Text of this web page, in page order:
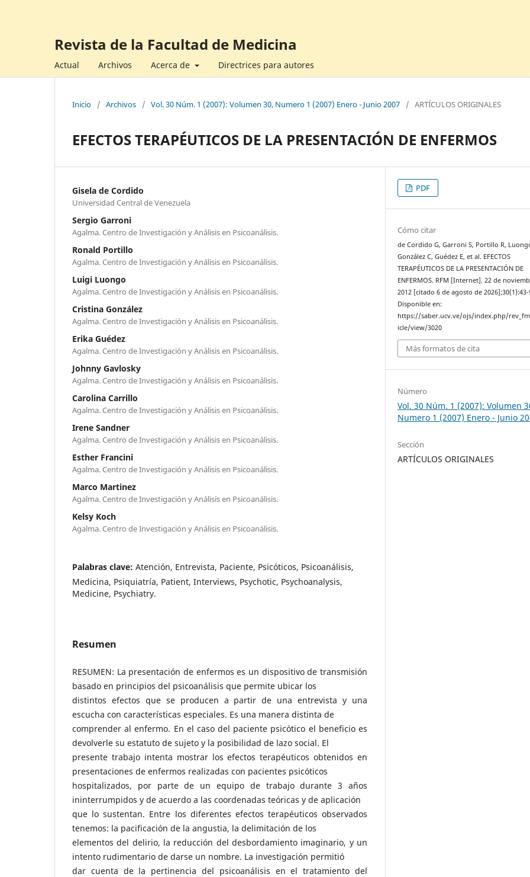
Revista de la Facultad de Medicina
Actual Archivos Acerca de Directrices para autores
Inicio / Archivos / Vol. 30 Núm. 1 (2007): Volumen 30, Numero 1 (2007) Enero - Junio 2007 / ARTÍCULOS ORIGINALES
EFECTOS TERAPÉUTICOS DE LA PRESENTACIÓN DE ENFERMOS
Gisela de Cordido
Universidad Central de Venezuela
Sergio Garroni
Agalma. Centro de Investigación y Análisis en Psicoanálisis.
Ronald Portillo
Agalma. Centro de Investigación y Análisis en Psicoanálisis.
Luigi Luongo
Agalma. Centro de Investigación y Análisis en Psicoanálisis.
Cristina González
Agalma. Centro de Investigación y Análisis en Psicoanálisis.
Erika Guédez
Agalma. Centro de Investigación y Análisis en Psicoanálisis.
Johnny Gavlosky
Agalma. Centro de Investigación y Análisis en Psicoanálisis.
Carolina Carrillo
Agalma. Centro de Investigación y Análisis en Psicoanálisis.
Irene Sandner
Agalma. Centro de Investigación y Análisis en Psicoanálisis.
Esther Francini
Agalma. Centro de Investigación y Análisis en Psicoanálisis.
Marco Martinez
Agalma. Centro de Investigación y Análisis en Psicoanálisis.
Kelsy Koch
Agalma. Centro de Investigación y Análisis en Psicoanálisis.
Palabras clave: Atención, Entrevista, Paciente, Psicóticos, Psicoanálisis,
Medicina, Psiquiatría, Patient, Interviews, Psychotic, Psychoanalysis,
Medicine, Psychiatry.
Resumen
RESUMEN: La presentación de enfermos es un dispositivo de transmisión
basado en principios del psicoanálisis que permite ubicar los
distintos efectos que se producen a partir de una entrevista y una
escucha con características especiales. Es una manera distinta de
comprender al enfermo. En el caso del paciente psicótico el beneficio es
devolverle su estatuto de sujeto y la posibilidad de lazo social. El
presente trabajo intenta mostrar los efectos terapéuticos obtenidos en
presentaciones de enfermos realizadas con pacientes psicóticos
hospitalizados, por parte de un equipo de trabajo durante 3 años
ininterrumpidos y de acuerdo a las coordenadas teóricas y de aplicación
que lo sustentan. Entre los diferentes efectos terapéuticos observados
tenemos: la pacificación de la angustia, la delimitación de los
elementos del delirio, la reducción del desbordamiento imaginario, y un
intento rudimentario de darse un nombre. La investigación permitió
dar cuenta de la pertinencia del psicoanálisis en el tratamiento del
PDF
Cómo citar
de Cordido G, Garroni S, Portillo R,
González C, Guédez E, et al. EFECTOS
TERAPÉUTICOS DE LA PRESENTACIÓN DE
ENFERMOS. RFM [Internet]. 22 de
2012 [citado 6 de agosto de 2026];30(1):43-
Disponible en:
https://saber.ucv.ve/ojs/index.php/
icle/view/3020
Más formatos de cita
Número
Vol. 30 Núm. 1 (2007): Volumen
Numero 1 (2007) Enero - Junio
Sección
ARTÍCULOS ORIGINALES